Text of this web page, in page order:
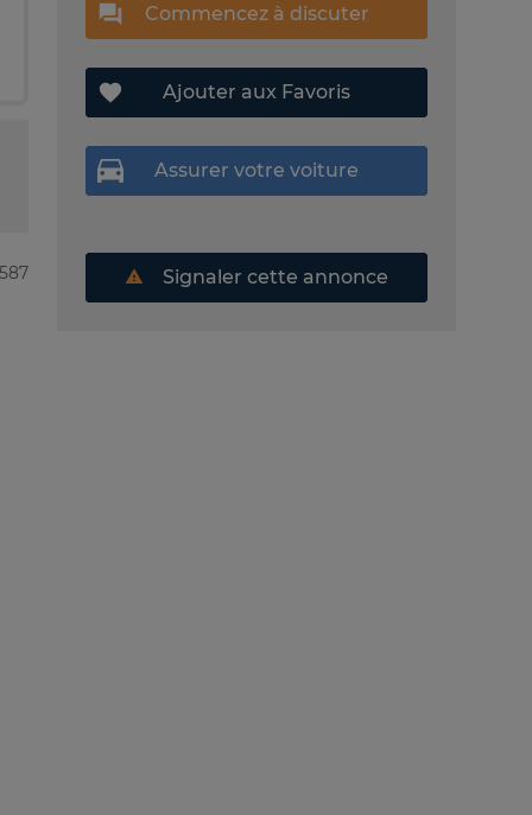
Commencez à discuter
Ajouter aux Favoris
Assurer votre voiture
Signaler cette annonce